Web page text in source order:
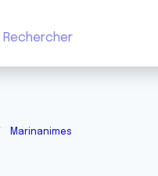
Marinanimes